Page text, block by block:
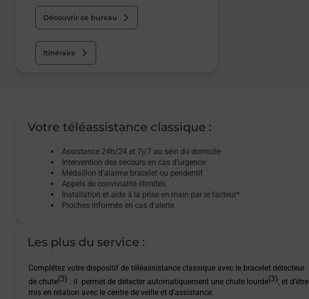
Découvrir ce bureau
Itinéraire
Votre téléassistance classique :
Assistance 24h/24 et 7j/7 au sein du domicile
Intervention des secours en cas d’urgence
Médaillon d’alarme bracelet ou pendentif
Appels de convivialité illimités
Installation et aide à la prise en main par le facteur*
Proches informés en cas d'alerte
Les plus du service :
Complétez votre dispositif de téléassistance classique avec le bracelet détecteur
de chute(3) : il permet de détecter automatiquement une chute lourde(3), et d’être
mis en relation avec le centre de veille et d’assistance.